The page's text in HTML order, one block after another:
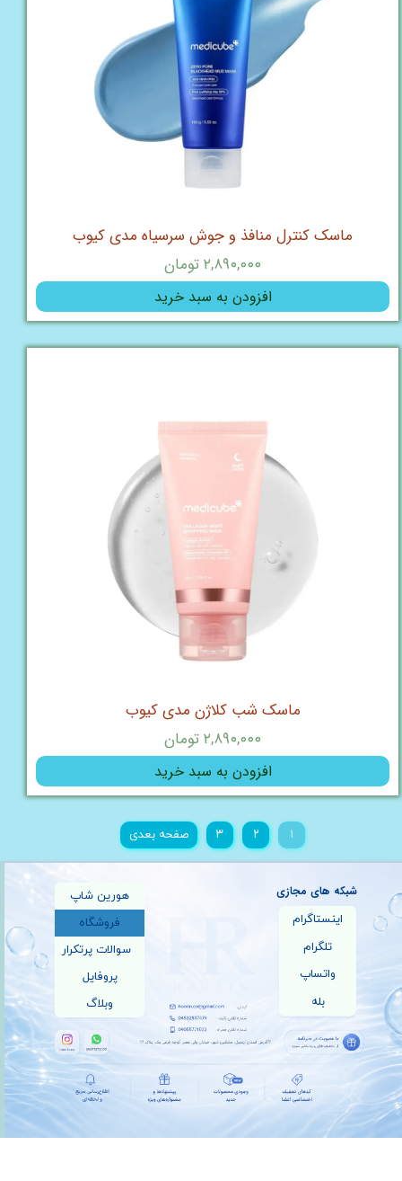
ماسک کنترل منافذ و جوش سرسیاه مدی کیوب
۲,۸۹۰,۰۰۰ تومان
افزودن به سبد خرید
ماسک شب کلاژن مدی کیوب
۲,۸۹۰,۰۰۰ تومان
افزودن به سبد خرید
۱ ۲ ۳ صفحه بعدی
هورین شاپ
فروشگاه
سوالات پرتکرار
پروفایل
وبلاگ
اینستاگرام
تلگرام
واتساپ
بله
شبکه های مجازی